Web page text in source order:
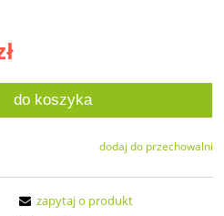
do koszyka
dodaj do przechowalni
zapytaj o produkt